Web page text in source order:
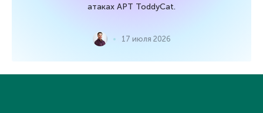
атаках APT ToddyCat.
17 июля 2026